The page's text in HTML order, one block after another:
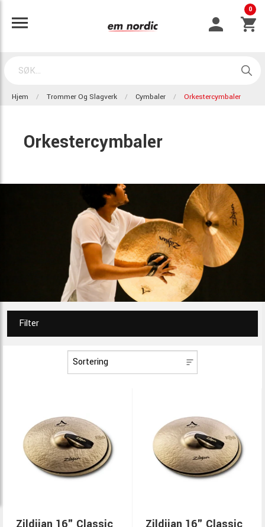
0
Hjem Trommer Og Slagverk Cymbaler Orkestercymbaler
Orkestercymbaler
Filter